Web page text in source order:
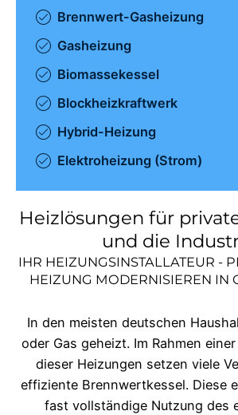
Brennwert-Gasheizung
Gasheizung
Biomassekessel
Blockheizkraftwerk
Hybrid-Heizung
Elektroheizung (Strom)
Heizlösungen für
und die
IHR HEIZUNGSINSTALLATEUR -
HEIZUNG MODERNISIEREN IN
In den meisten deutschen
oder Gas geheizt. Im Rahmen
dieser Heizungen setzen viele
effiziente Brennwertkessel. Diese
fast vollständige Nutzung des